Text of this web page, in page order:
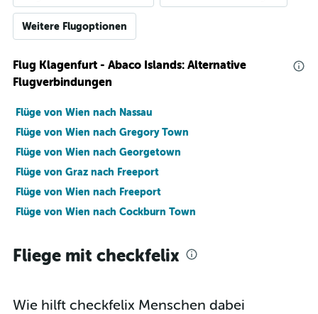
Weitere Flugoptionen
Flug Klagenfurt - Abaco Islands: Alternative
Flugverbindungen
Flüge von Wien nach Nassau
Flüge von Wien nach Gregory Town
Flüge von Wien nach Georgetown
Flüge von Graz nach Freeport
Flüge von Wien nach Freeport
Flüge von Wien nach Cockburn Town
Fliege mit checkfelix
Wie hilft checkfelix Menschen dabei